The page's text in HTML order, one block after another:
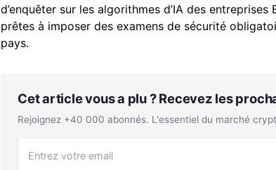
d’enquêter sur les algorithmes d’IA des
prêtes à imposer des examens de sécurité
pays.
Cet article vous a plu ? Recevez les
Rejoignez +40 000 abonnés. L'essentiel du marché